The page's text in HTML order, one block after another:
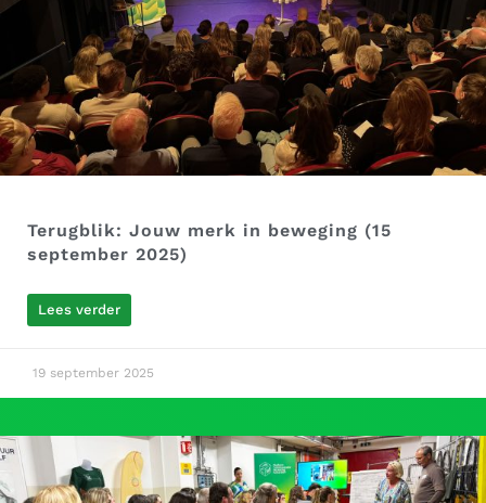
Terugblik: Jouw merk in beweging (15
september 2025)
Lees verder
19 september 2025